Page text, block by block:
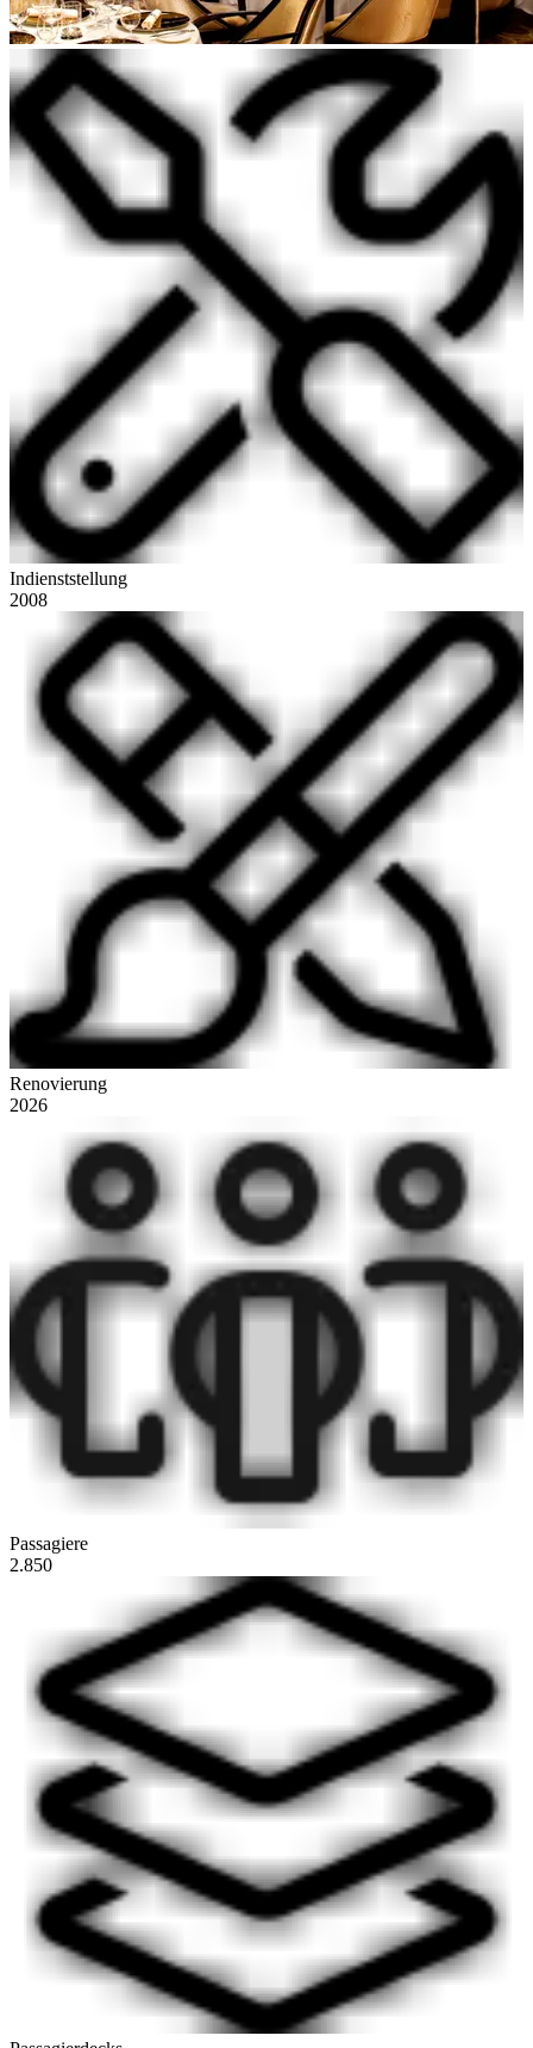
Indienststellung
2008
Renovierung
2026
Passagiere
2.850